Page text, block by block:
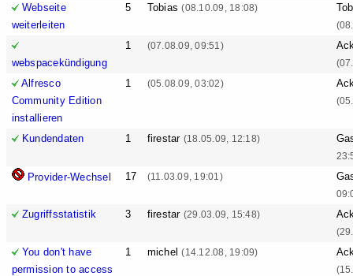
Webseite
weiterleiten
5 Tobias(08.10.09, 18:08)
webspacekündigung
1 (07.08.09, 09:51)
Alfresco
Community Edition
installieren
1 (05.08.09, 03:02)
Kundendaten 1 firestar (18.05.09, 12:18)
Provider-Wechsel 17 (11.03.09, 19:01)
Zugriffsstatistik 3 firestar (29.03.09, 15:48)
You don't have
permission to access
1 michel(14.12.08, 19:09)